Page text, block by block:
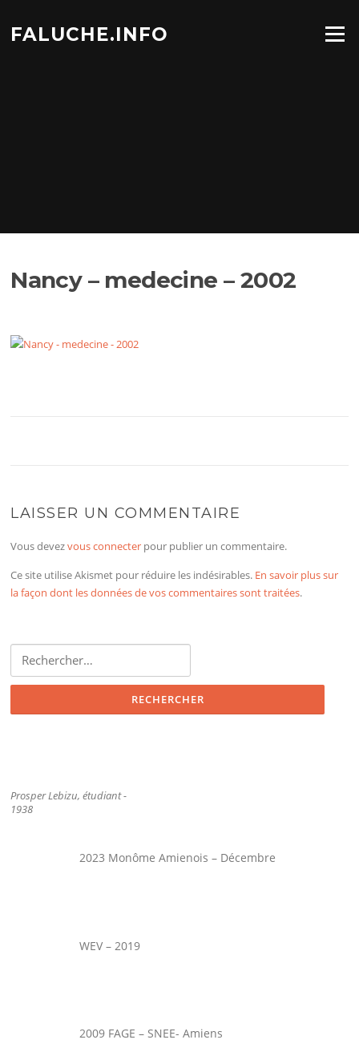
contenu
FALUCHE.INFO Menu
Nancy – medecine – 2002
LAISSER UN COMMENTAIRE
Vous devezvous connecter pour publier un commentaire.
Ce site utilise Akismet pour réduire les indésirables. En savoir plus sur
la façon dont les données de vos commentaires sont traitées.
Rechercher :
Prosper Lebizu, étudiant -
1938
2023 Monôme Amienois – Décembre
WEV – 2019
2009 FAGE – SNEE- Amiens